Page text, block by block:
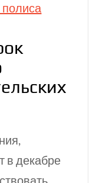
полиса
в декабре